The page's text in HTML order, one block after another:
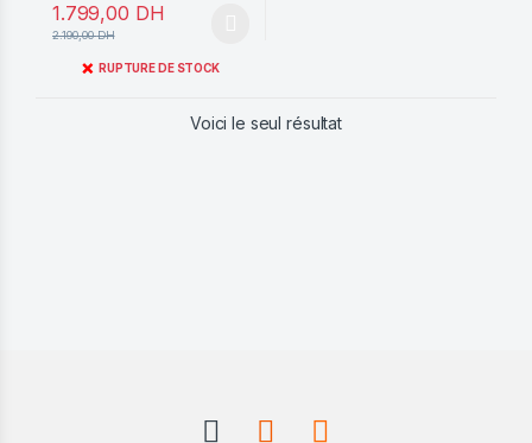
1.799,00 DH
2.190,00DH
Ce produit a plusieurs variations. Les options peuvent être
❌ RUPTURE DE STOCK
Voici le seul résultat